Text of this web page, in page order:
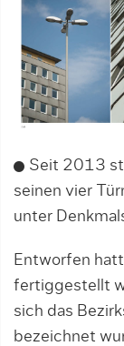
Seit 2013
seinen vier
unter
Entworfen
fertiggestellt
sich das
bezeichnet